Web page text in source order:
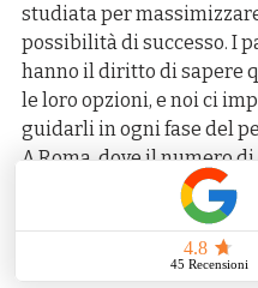
studiata per
possibilità di successo. I
hanno il diritto di sapere
le loro opzioni, e noi ci
guidarli in ogni fase del
A Roma, dove il numero
malasanità è purtroppo in
Punto Legale Malasanità
distingue per l’eccellenza
dedizione nel difendere i